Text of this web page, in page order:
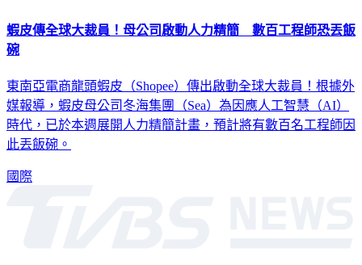
蝦皮傳全球大裁員！母公司啟動人力精簡 數百工程師恐丟飯
碗
東南亞電商龍頭蝦皮（Shopee）傳出啟動全球大裁員！根據外
媒報導，蝦皮母公司冬海集團（Sea）為因應人工智慧（AI）
時代，已於本週展開人力精簡計畫，預計將有數百名工程師因
此丟飯碗。
國際